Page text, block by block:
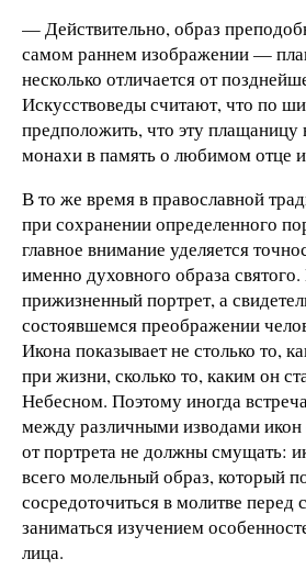
— Действительно, образ
самом раннем изображении —
несколько отличается от
Искусствоведы считают, что по
предположить, что эту
монахи в память о любимом отце и
В то же время в православной
при сохранении определенного
главное внимание уделяется
именно духовного образа
прижизненный портрет, а
состоявшемся преображении
Икона показывает не столько то,
при жизни, сколько то, каким он
Небесном. Поэтому иногда
между различными изводами икон
от портрета не должны смущать:
всего молельный образ, который
сосредоточиться в молитве перед
заниматься изучением
лица.